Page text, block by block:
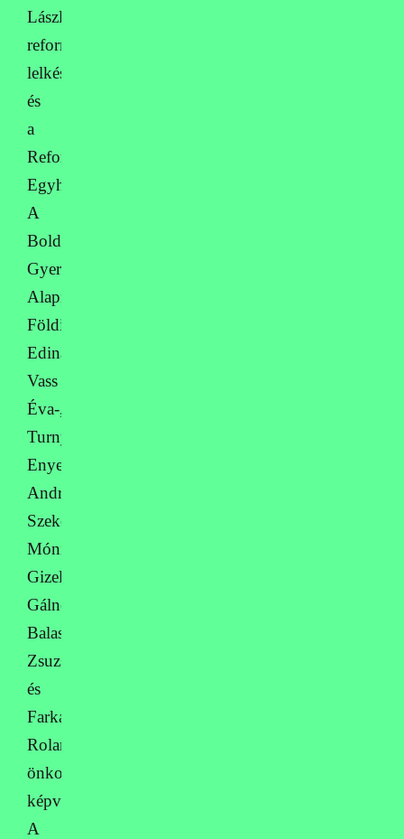
László
református
lelkésznek
és
a
Református
Egyháznak,
A
Boldog
Gyermekekért
Alapítványnak,
Földi
Edina-,
Vass
Éva-,
Turnyánszkiné
Enyedi
Andrea-,
Szekeres
Mónika
Gizella-,
Gálné
Balasi
Zsuzsanna-,
és
Farkas
Roland
önkormányzati
képviselőknek,
A